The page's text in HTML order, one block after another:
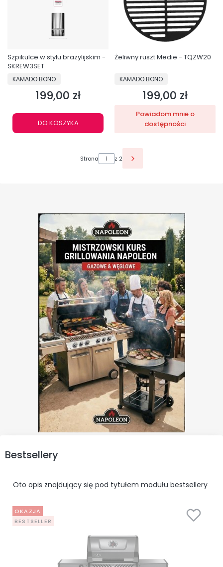
Szpikulce w stylu brazylijskim -
SKREW3SET
PRODUCENT
KAMADO BONO
Cena
199,00 zł
DO KOSZYKA
Żeliwny ruszt Medie - TQZW20
PRODUCENT
KAMADO BONO
Cena
199,00 zł
Powiadom mnie o
dostępności
Strona z 2
Bestsellery
Oto opis znajdujący się pod tytułem modułu bestsellery
OKAZJA
BESTSELLER